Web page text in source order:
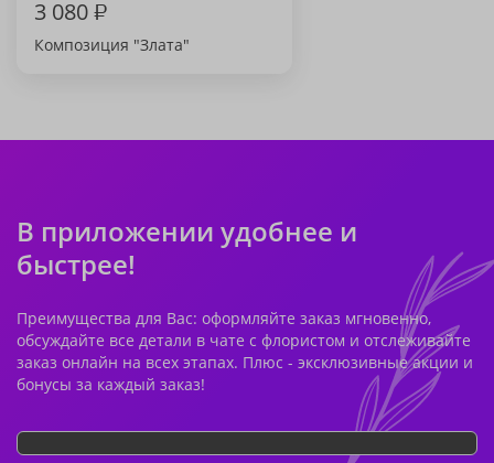
3 080₽
Композиция "Злата"
В приложении удобнее и
быстрее!
Преимущества для Вас: оформляйте заказ мгновенно,
обсуждайте все детали в чате с флористом и отслеживайте
заказ онлайн на всех этапах. Плюс - эксклюзивные акции и
бонусы за каждый заказ!